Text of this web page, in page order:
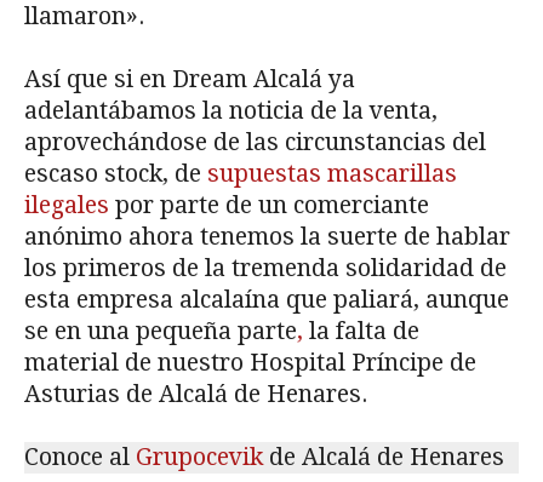
llamaron».
Así que si en Dream Alcalá ya
adelantábamos la noticia de la venta,
aprovechándose de las circunstancias del
escaso stock, de supuestas mascarillas
ilegales por parte de un comerciante
anónimo ahora tenemos la suerte de hablar
los primeros de la tremenda solidaridad de
esta empresa alcalaína que paliará, aunque
se en una pequeña parte, la falta de
material de nuestro Hospital Príncipe de
Asturias de Alcalá de Henares.
Conoce al Grupocevikde Alcalá de Henares